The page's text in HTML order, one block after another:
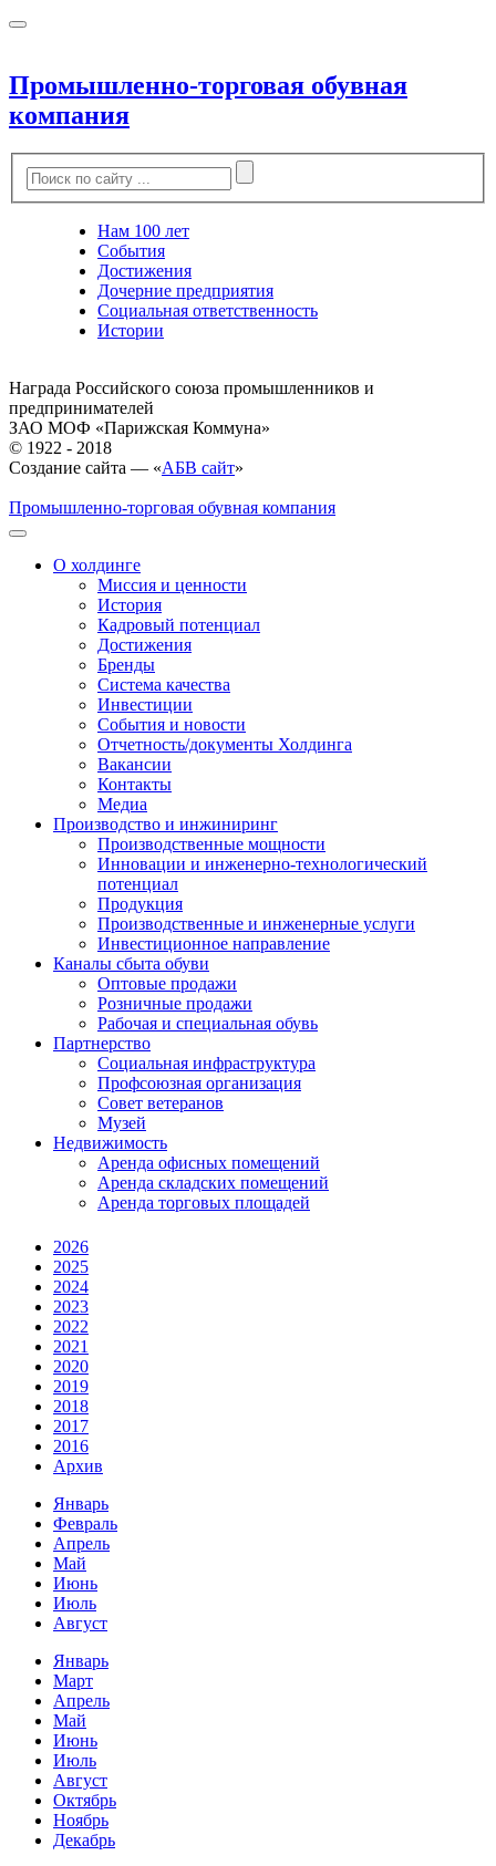
Промышленно-торговая обувная
компания
Нам 100 лет
События
Достижения
Дочерние предприятия
Социальная ответственность
Истории
Награда Российского союза промышленников и
предпринимателей
ЗАО МОФ «Парижская Коммуна»
© 1922 - 2018
Создание сайта — «АБВ сайт»
Промышленно-торговая обувная компания
О холдинге
Миссия и ценности
История
Кадровый потенциал
Достижения
Бренды
Система качества
Инвестиции
События и новости
Отчетность/документы Холдинга
Вакансии
Контакты
Медиа
Производство и инжиниринг
Производственные мощности
Инновации и инженерно-технологический
потенциал
Продукция
Производственные и инженерные услуги
Инвестиционное направление
Каналы сбыта обуви
Оптовые продажи
Розничные продажи
Рабочая и специальная обувь
Партнерство
Социальная инфраструктура
Профсоюзная организация
Совет ветеранов
Музей
Недвижимость
Аренда офисных помещений
Аренда складских помещений
Аренда торговых площадей
2026
2025
2024
2023
2022
2021
2020
2019
2018
2017
2016
Архив
Январь
Февраль
Апрель
Май
Июнь
Июль
Август
Январь
Март
Апрель
Май
Июнь
Июль
Август
Октябрь
Ноябрь
Декабрь